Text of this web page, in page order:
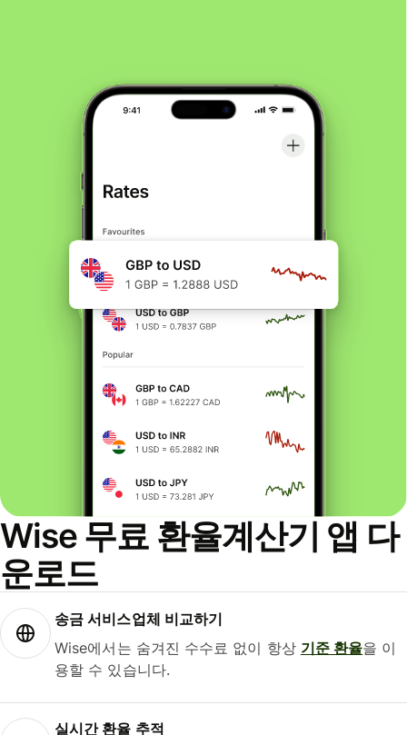
Wise 무료 환율계산기 앱 다
운로드
송금 서비스업체 비교하기
Wise에서는 숨겨진 수수료 없이 항상 기준 환율을 이
용할 수 있습니다.
실시간 환율 추적